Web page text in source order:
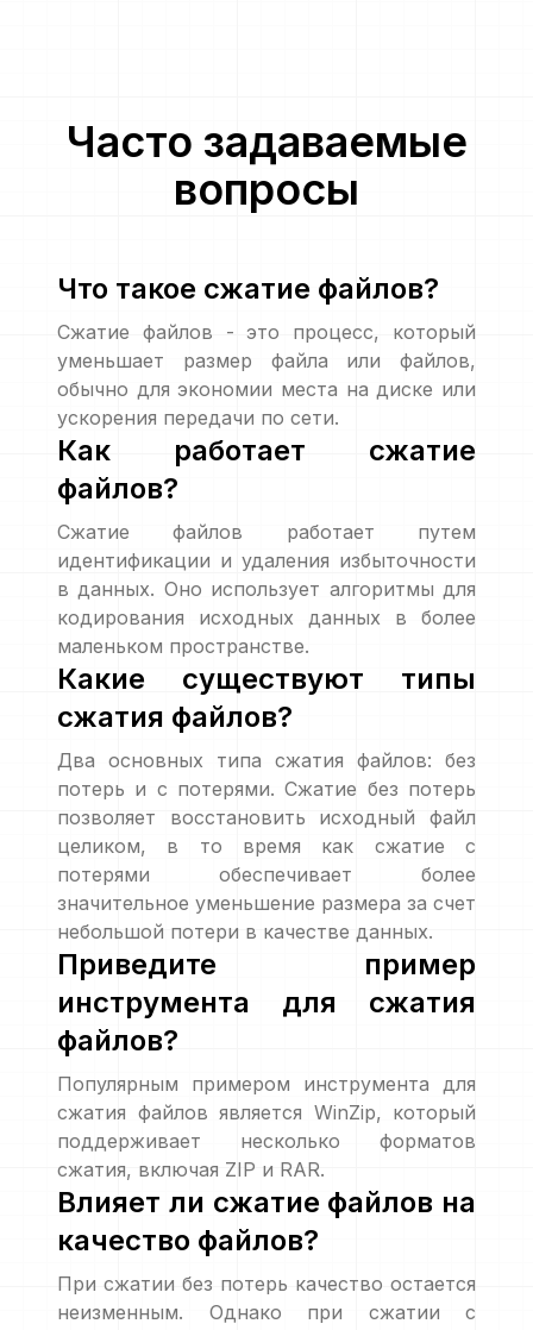
Часто задаваемые
вопросы
Что такое сжатие файлов?
Сжатие файлов - это процесс, который
уменьшает размер файла или файлов,
обычно для экономии места на диске или
ускорения передачи по сети.
Как работает сжатие
файлов?
Сжатие файлов работает путем
идентификации и удаления избыточности
в данных. Оно использует алгоритмы для
кодирования исходных данных в более
маленьком пространстве.
Какие существуют типы
сжатия файлов?
Два основных типа сжатия файлов: без
потерь и с потерями. Сжатие без потерь
позволяет восстановить исходный файл
целиком, в то время как сжатие с
потерями обеспечивает более
значительное уменьшение размера за счет
небольшой потери в качестве данных.
Приведите пример
инструмента для сжатия
файлов?
Популярным примером инструмента для
сжатия файлов является WinZip, который
поддерживает несколько форматов
сжатия, включая ZIP и RAR.
Влияет ли сжатие файлов на
качество файлов?
При сжатии без потерь качество остается
неизменным. Однако при сжатии с